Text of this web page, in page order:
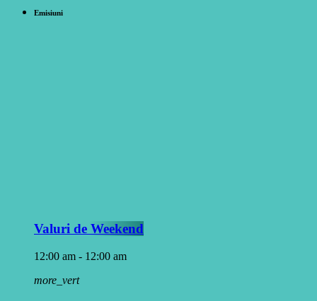
Emisiuni
Valuri de Weekend
12:00 am - 12:00 am
more_vert